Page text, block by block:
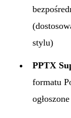
stylu)
PPTX
formatu